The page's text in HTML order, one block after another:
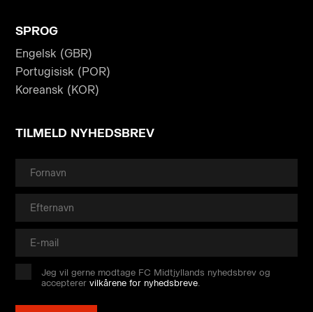
SPROG
Engelsk (GBR)
Portugisisk (POR)
Koreansk (KOR)
TILMELD NYHEDSBREV
Jeg vil gerne modtage FC Midtjyllands nyhedsbrev og
accepterervilkårene for nyhedsbreve